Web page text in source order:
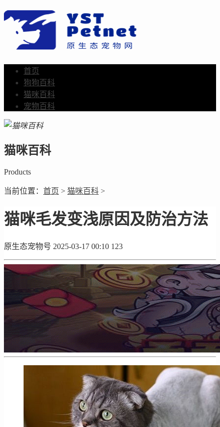
首页
狗狗百科
猫咪百科
宠物百科
猫咪百科
Products
当前位置： 首页 > 猫咪百科 >
猫咪毛发变浅原因及防治方法
原生态宠物号 2025-03-17 00:10 123